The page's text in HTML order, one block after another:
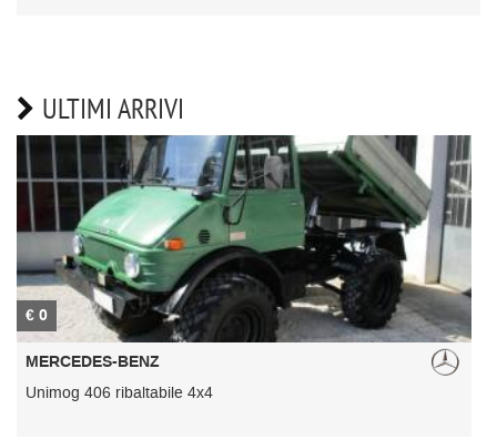
ULTIMI ARRIVI
€ 0
MERCEDES-BENZ
Unimog 406 ribaltabile 4x4